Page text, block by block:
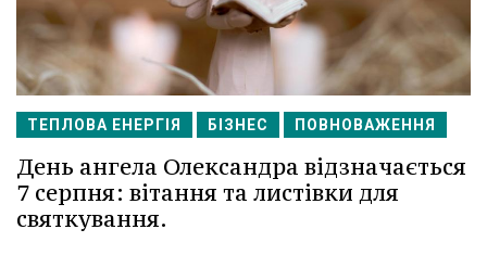
ТЕПЛОВА ЕНЕРГІЯ БІЗНЕС ПОВНОВАЖЕННЯ
День ангела Олександра відзначається
7 серпня: вітання та листівки для
святкування.